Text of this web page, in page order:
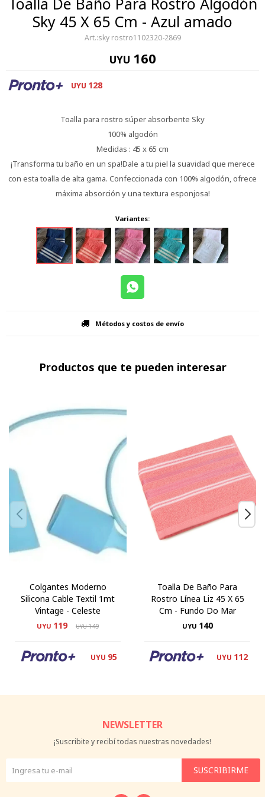
Sky 45 X 65 Cm - Azul amado
sky rostro1102320-2869
UYU 160
UYU 128
Toalla para rostro súper absorbente Sky
100% algodón
Medidas : 45 x 65 cm
¡Transforma tu baño en un spa!Dale a tu piel la suavidad que merece
con esta toalla de alta gama. Confeccionada con 100% algodón, ofrece
máxima absorción y una textura esponjosa!
Variantes:
Métodos y costos de envío
Productos que te pueden interesar
Colgantes Moderno
Silicona Cable Textil 1mt
Vintage - Celeste
UYU 119 UYU149
UYU 95
Toalla De Baño Para
Rostro Línea Liz 45 X 65
Cm - Fundo Do Mar
UYU 140
UYU 112
NEWSLETTER
¡Suscribite y recibí todas nuestras novedades!
SUSCRIBIRME